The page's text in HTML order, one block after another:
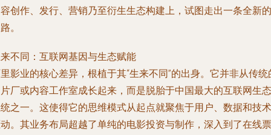
创作、发行、营销乃至衍生生态构建上，试图走出一条全新的
。
不同：互联网基因与生态赋能
影业的核心差异，根植于其“生来不同”的出身。它并非从传统
厂或内容工作室成长起来，而是脱胎于中国最大的互联网生态
之一。这使得它的思维模式从起点就聚焦于用户、数据和技术
。其业务布局超越了单纯的电影投资与制作，深入到了在线票